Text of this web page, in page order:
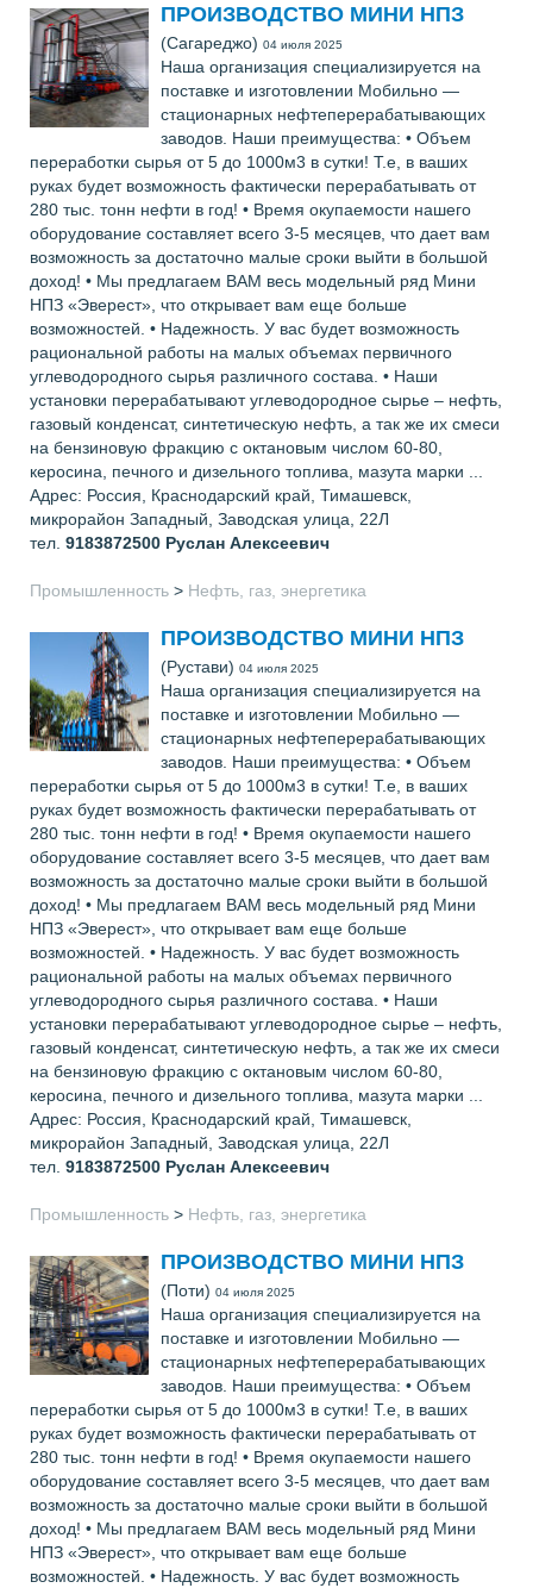
ПРОИЗВОДСТВО МИНИ НПЗ
(Сагареджо) 04 июля 2025
Наша организация специализируется на
поставке и изготовлении Мобильно —
стационарных нефтеперерабатывающих
заводов. Наши преимущества: • Объем
переработки сырья от 5 до 1000м3 в сутки! Т.е, в ваших
руках будет возможность фактически перерабатывать от
280 тыс. тонн нефти в год! • Время окупаемости нашего
оборудование составляет всего 3-5 месяцев, что дает вам
возможность за достаточно малые сроки выйти в большой
доход! • Мы предлагаем ВАМ весь модельный ряд Мини
НПЗ «Эверест», что открывает вам еще больше
возможностей. • Надежность. У вас будет возможность
рациональной работы на малых объемах первичного
углеводородного сырья различного состава. • Наши
установки перерабатывают углеводородное сырье – нефть,
газовый конденсат, синтетическую нефть, а так же их смеси
на бензиновую фракцию с октановым числом 60-80,
керосина, печного и дизельного топлива, мазута марки ...
Адрес: Россия, Краснодарский край, Тимашевск,
микрорайон Западный, Заводская улица, 22Л
тел. 9183872500 Руслан Алексеевич
Промышленность > Нефть, газ, энергетика
ПРОИЗВОДСТВО МИНИ НПЗ
(Рустави) 04 июля 2025
Наша организация специализируется на
поставке и изготовлении Мобильно —
стационарных нефтеперерабатывающих
заводов. Наши преимущества: • Объем
переработки сырья от 5 до 1000м3 в сутки! Т.е, в ваших
руках будет возможность фактически перерабатывать от
280 тыс. тонн нефти в год! • Время окупаемости нашего
оборудование составляет всего 3-5 месяцев, что дает вам
возможность за достаточно малые сроки выйти в большой
доход! • Мы предлагаем ВАМ весь модельный ряд Мини
НПЗ «Эверест», что открывает вам еще больше
возможностей. • Надежность. У вас будет возможность
рациональной работы на малых объемах первичного
углеводородного сырья различного состава. • Наши
установки перерабатывают углеводородное сырье – нефть,
газовый конденсат, синтетическую нефть, а так же их смеси
на бензиновую фракцию с октановым числом 60-80,
керосина, печного и дизельного топлива, мазута марки ...
Адрес: Россия, Краснодарский край, Тимашевск,
микрорайон Западный, Заводская улица, 22Л
тел. 9183872500 Руслан Алексеевич
Промышленность > Нефть, газ, энергетика
ПРОИЗВОДСТВО МИНИ НПЗ
(Поти) 04 июля 2025
Наша организация специализируется на
поставке и изготовлении Мобильно —
стационарных нефтеперерабатывающих
заводов. Наши преимущества: • Объем
переработки сырья от 5 до 1000м3 в сутки! Т.е, в ваших
руках будет возможность фактически перерабатывать от
280 тыс. тонн нефти в год! • Время окупаемости нашего
оборудование составляет всего 3-5 месяцев, что дает вам
возможность за достаточно малые сроки выйти в большой
доход! • Мы предлагаем ВАМ весь модельный ряд Мини
НПЗ «Эверест», что открывает вам еще больше
возможностей. • Надежность. У вас будет возможность